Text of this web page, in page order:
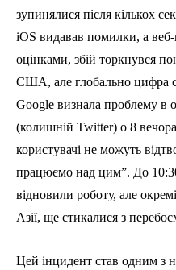
зупинялися після кількох
iOS видавав помилки, а веб-
оцінками, збій торкнувся
США, але глобально цифра
Google визнала проблему в
(колишній Twitter) о 8
користувачі не можуть
працюємо над цим”. До 10:30
відновили роботу, але
Азії, ще стикалися з
Цей інцидент став одним з